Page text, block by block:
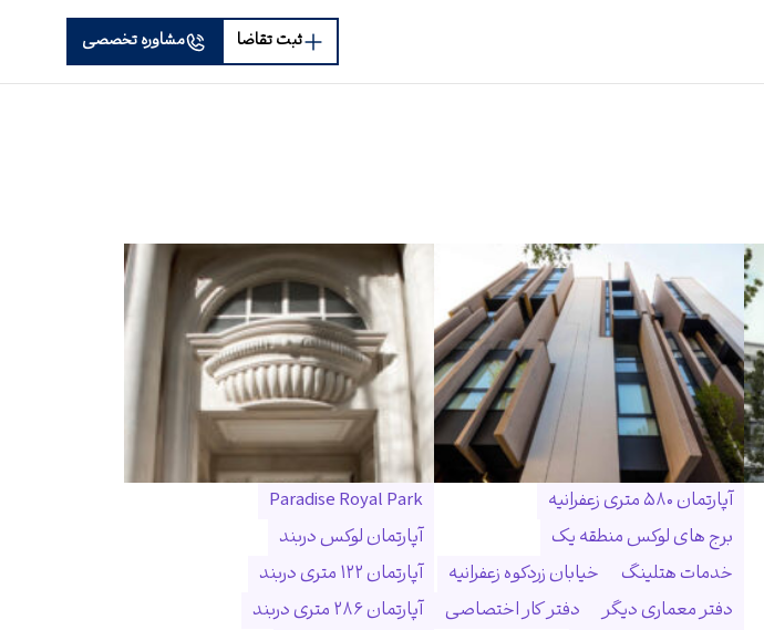
ثبت تقاضا مشاوره تخصصی
آپارتمان ۵۸۰ متری زعفرانیه
برج های لوکس منطقه یک
خدمات هتلینگ
خیابان زردکوه زعفرانیه
دفتر معماری دیگر
دفتر کار اختصاصی
Paradise Royal Park
آپارتمان لوکس دربند
آپارتمان ۱۲۲ متری دربند
آپارتمان ۲۸۶ متری دربند